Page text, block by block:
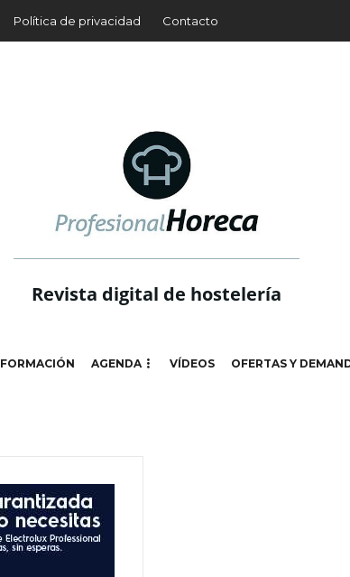
Política de privacidad Contacto
Revista digital de hostelería
FORMACIÓN AGENDA VÍDEOS OFERTAS Y